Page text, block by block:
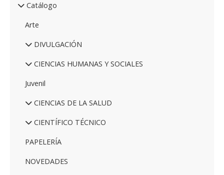
Catálogo
Arte
DIVULGACIÓN
CIENCIAS HUMANAS Y SOCIALES
Juvenil
CIENCIAS DE LA SALUD
CIENTÍFICO TÉCNICO
PAPELERÍA
NOVEDADES